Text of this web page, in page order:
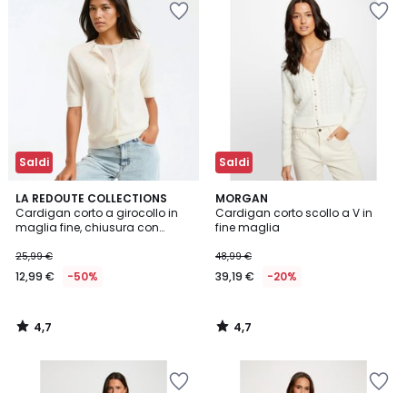
Saldi
LA REDOUTE COLLECTIONS
Cardigan corto a girocollo in
maglia fine, chiusura con
25,99 €
12,99 € -50%
4,7
/ 5
4,7
/
Saldi
MORGAN
Cardigan corto scollo a V in
fine maglia
48,99 €
39,19 € -20%
4,7
/ 5
4,7
/